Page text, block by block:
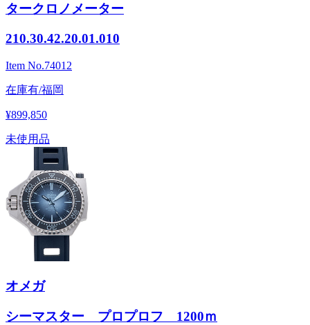
タークロノメーター
210.30.42.20.01.010
Item No.74012
在庫有/福岡
¥899,850
未使用品
オメガ
シーマスター プロプロフ 1200ｍ